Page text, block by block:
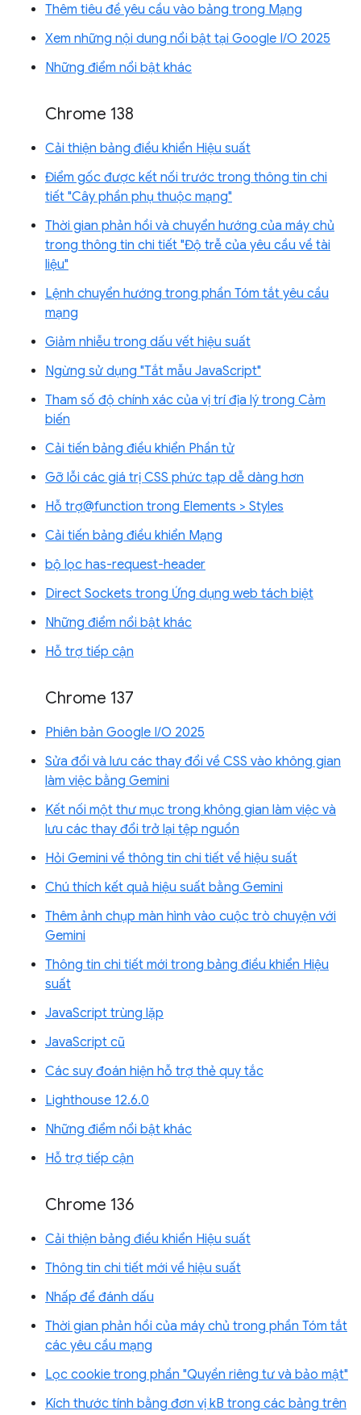
Thêm tiêu đề yêu cầu vào bảng trong Mạng
Xem những nội dung nổi bật tại Google I/O 2025
Những điểm nổi bật khác
Chrome 138
Cải thiện bảng điều khiển Hiệu suất
Điểm gốc được kết nối trước trong thông tin chi
tiết "Cây phần phụ thuộc mạng"
Thời gian phản hồi và chuyển hướng của máy chủ
trong thông tin chi tiết "Độ trễ của yêu cầu về tài
liệu"
Lệnh chuyển hướng trong phần Tóm tắt yêu cầu
mạng
Giảm nhiễu trong dấu vết hiệu suất
Ngừng sử dụng "Tắt mẫu JavaScript"
Tham số độ chính xác của vị trí địa lý trong Cảm
biến
Cải tiến bảng điều khiển Phần tử
Gỡ lỗi các giá trị CSS phức tạp dễ dàng hơn
Hỗ trợ@function trong Elements > Styles
Cải tiến bảng điều khiển Mạng
bộ lọc has-request-header
Direct Sockets trong Ứng dụng web tách biệt
Những điểm nổi bật khác
Hỗ trợ tiếp cận
Chrome 137
Phiên bản Google I/O 2025
Sửa đổi và lưu các thay đổi về CSS vào không gian
làm việc bằng Gemini
Kết nối một thư mục trong không gian làm việc và
lưu các thay đổi trở lại tệp nguồn
Hỏi Gemini về thông tin chi tiết về hiệu suất
Chú thích kết quả hiệu suất bằng Gemini
Thêm ảnh chụp màn hình vào cuộc trò chuyện với
Gemini
Thông tin chi tiết mới trong bảng điều khiển Hiệu
suất
JavaScript trùng lặp
JavaScript cũ
Các suy đoán hiện hỗ trợ thẻ quy tắc
Lighthouse 12.6.0
Những điểm nổi bật khác
Hỗ trợ tiếp cận
Chrome 136
Cải thiện bảng điều khiển Hiệu suất
Thông tin chi tiết mới về hiệu suất
Nhấp để đánh dấu
Thời gian phản hồi của máy chủ trong phần Tóm tắt
các yêu cầu mạng
Lọc cookie trong phần "Quyền riêng tư và bảo mật"
Kích thước tính bằng đơn vị kB trong các bảng trên